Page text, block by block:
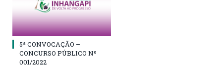
5ª CONVOCAÇÃO –
CONCURSO PÚBLICO Nº
001/2022